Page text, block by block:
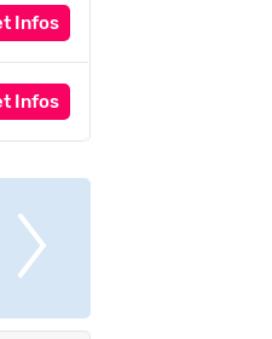
Infos
Infos